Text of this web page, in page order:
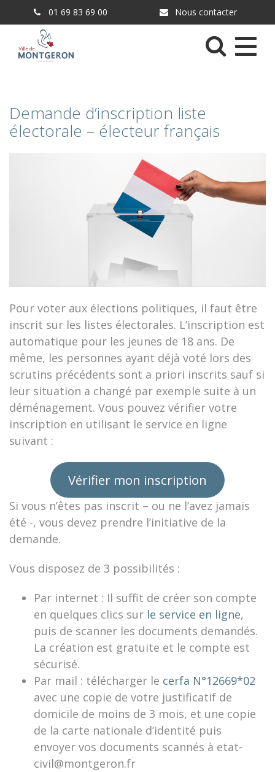
01 69 83 69 00 Nous contacter
Menu
Demande d’inscription liste
électorale – électeur français
Pour voter aux élections politiques, il faut être
inscrit sur les listes électorales. L’inscription est
automatique pour les jeunes de 18 ans. De
même, les personnes ayant déjà voté lors des
scrutins précédents sont a priori inscrits sauf si
leur situation a changé par exemple suite à un
déménagement. Vous pouvez vérifier votre
inscription en utilisant le service en ligne
suivant :
Vérifier mon inscription
Si vous n’êtes pas inscrit – ou ne l’avez jamais
été -, vous devez prendre l’initiative de la
demande.
Vous disposez de 3 possibilités :
Par internet : Il suffit de créer son compte
en quelques clics sur le service en ligne,
puis de scanner les documents demandés.
La création est gratuite et le compte est
sécurisé.
Par mail : télécharger le cerfa N°12669*02
avec une copie de votre justificatif de
domicile de moins de 3 mois, et une copie
de la carte nationale d’identité puis
envoyer vos documents scannés à etat-
civil@montgeron.fr